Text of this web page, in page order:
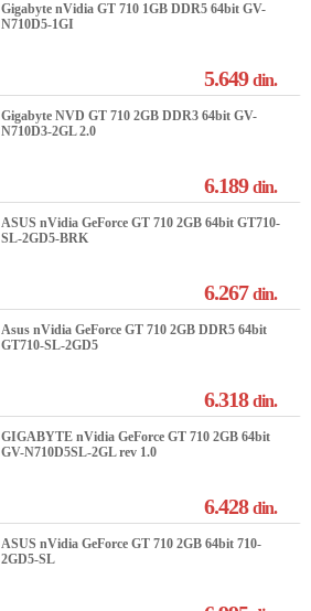
Gigabyte nVidia GT 710 1GB DDR5 64bit GV-
N710D5-1GI
5.649din.
Gigabyte NVD GT 710 2GB DDR3 64bit GV-
N710D3-2GL 2.0
6.189din.
ASUS nVidia GeForce GT 710 2GB 64bit GT710-
SL-2GD5-BRK
6.267din.
Asus nVidia GeForce GT 710 2GB DDR5 64bit
GT710-SL-2GD5
6.318din.
GIGABYTE nVidia GeForce GT 710 2GB 64bit
GV-N710D5SL-2GL rev 1.0
6.428din.
ASUS nVidia GeForce GT 710 2GB 64bit 710-
2GD5-SL